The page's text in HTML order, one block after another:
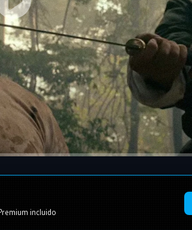
incluido